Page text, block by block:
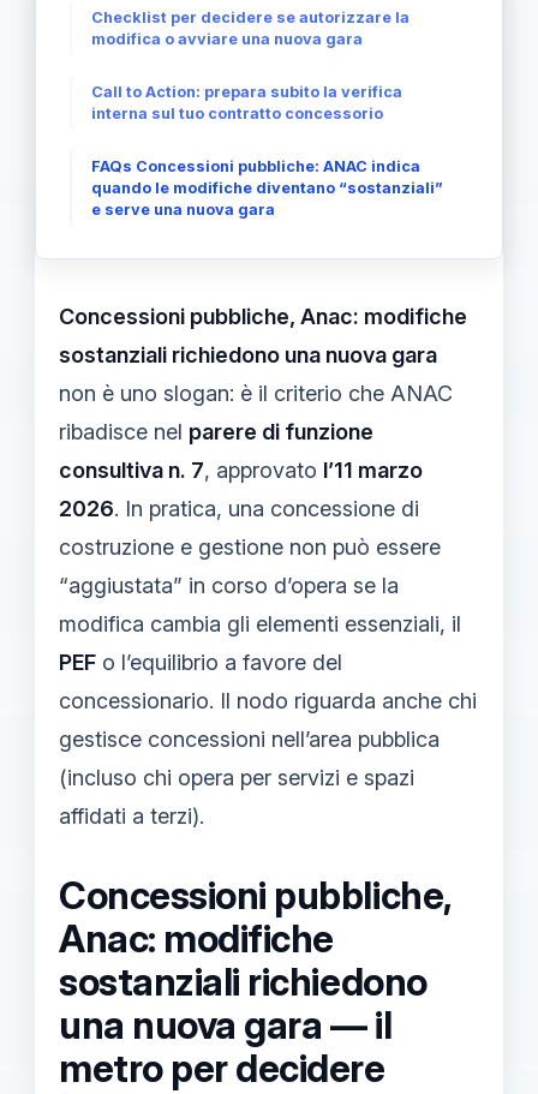
Checklist per decidere se autorizzare la
modifica o avviare una nuova gara
Call to Action: prepara subito la verifica
interna sul tuo contratto concessorio
FAQs Concessioni pubbliche: ANAC indica
quando le modifiche diventano “sostanziali”
e serve una nuova gara
Concessioni pubbliche, Anac: modifiche
sostanziali richiedono una nuova gara
non è uno slogan: è il criterio che ANAC
ribadisce nel parere di funzione
consultiva n. 7, approvato l’11 marzo
2026. In pratica, una concessione di
costruzione e gestione non può essere
“aggiustata” in corso d’opera se la
modifica cambia gli elementi essenziali, il
PEF o l’equilibrio a favore del
concessionario. Il nodo riguarda anche chi
gestisce concessioni nell’area pubblica
(incluso chi opera per servizi e spazi
affidati a terzi).
Concessioni pubbliche,
Anac: modifiche
sostanziali richiedono
una nuova gara — il
metro per decidere